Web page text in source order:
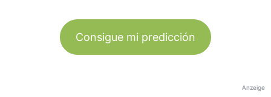
Consigue mi predicción
Anzeige